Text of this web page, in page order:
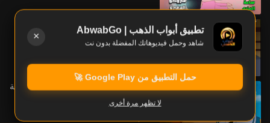
20:27
المحقق كونان | إنتقام الينابيع | الجزء
الثاني| بدون موسيقى
المحقق كونان
المحقق كونان الحلقة 17 | راية البطولة
| بدون موسيقى FULL HD
المحقق كونان
تطبيق أبواب الذهب | AbwabGo
شاهد وحمل فيديوهاتك المفضلة بدون نت
×
حمل التطبيق من Google Play 🚀
لا تظهر مرة أخرى